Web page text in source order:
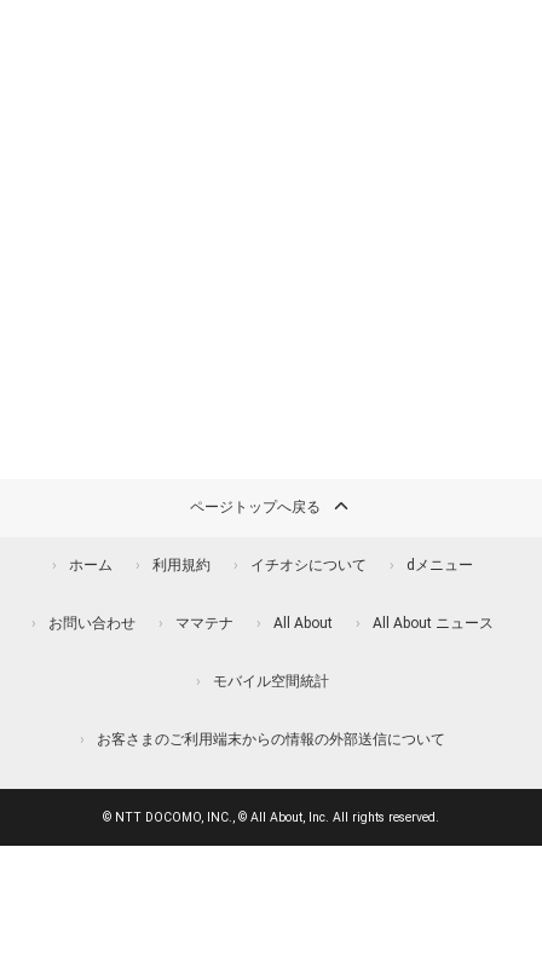
ページトップへ戻る
ホーム 利用規約 イチオシについて dメニュー
お問い合わせ ママテナ All About All About ニュース
モバイル空間統計
お客さまのご利用端末からの情報の外部送信について
© NTT DOCOMO, INC., © All About, Inc. All rights reserved.